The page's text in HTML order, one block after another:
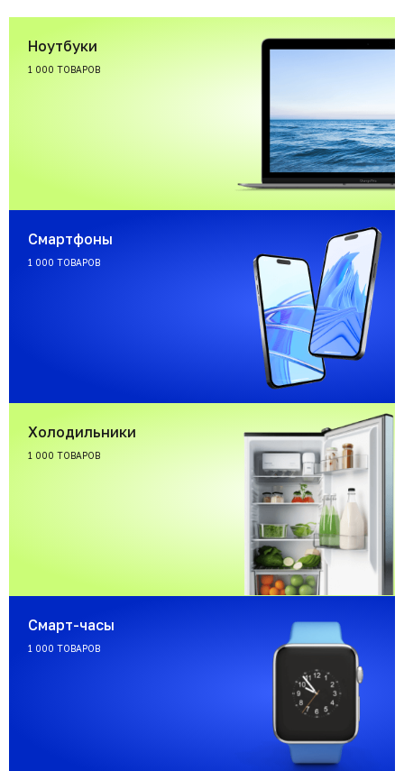
Ноутбуки
1 000 ТОВАРОВ
Смартфоны
1 000 ТОВАРОВ
Холодильники
1 000 ТОВАРОВ
Смарт-часы
1 000 ТОВАРОВ